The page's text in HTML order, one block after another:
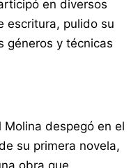
en diversos
escritura, pulido su
géneros y técnicas
despegó en el
su primera novela,
obra que